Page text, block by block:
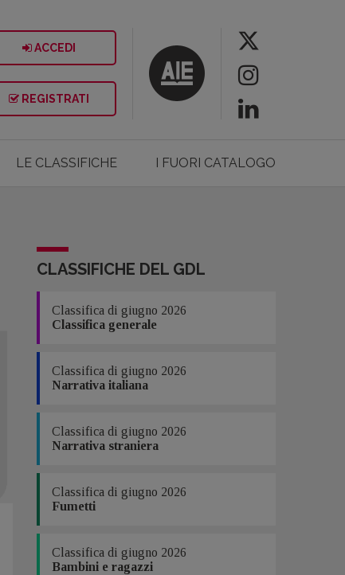
ACCEDI
REGISTRATI
LE CLASSIFICHE I FUORI CATALOGO
CLASSIFICHE DEL GDL
Classifica di giugno 2026
Classifica generale
Classifica di giugno 2026
Narrativa italiana
Classifica di giugno 2026
Narrativa straniera
Classifica di giugno 2026
Fumetti
Classifica di giugno 2026
Bambini e ragazzi